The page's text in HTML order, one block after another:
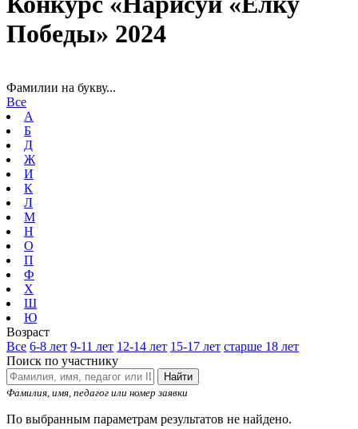
Победы» 2024
Фамилии на букву...
Все
А
Б
Д
Ж
И
К
Л
М
Н
О
П
Ф
Х
Ш
Ю
Возраст
Все 6-8 лет 9-11 лет 12-14 лет 15-17 лет старше 18 лет
Поиск по участнику
Найти
Фамилия, имя, педагог или номер заявки
По выбранным параметрам результатов не найдено.